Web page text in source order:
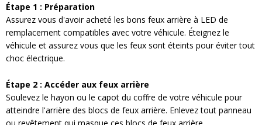
Étape 1 : Préparation
Assurez vous d'avoir acheté les bons feux arrière à LED de
remplacement compatibles avec votre véhicule. Éteignez le
véhicule et assurez vous que les feux sont éteints pour éviter tout
choc électrique.
Étape 2 : Accéder aux feux arrière
Soulevez le hayon ou le capot du coffre de votre véhicule pour
atteindre l'arrière des blocs de feux arrière. Enlevez tout panneau